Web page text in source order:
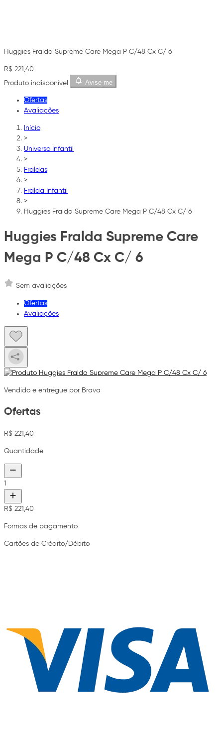
Huggies Fralda Supreme Care Mega P C/48 Cx C/ 6
R$ 221,40
Produto indisponível
Avise-me
Ofertas
Avaliações
Início
>
Universo Infantil
>
Fraldas
>
Fralda Infantil
>
Huggies Fralda Supreme Care Mega P C/48 Cx C/ 6
Huggies Fralda Supreme Care
Mega P C/48 Cx C/ 6
Sem avaliações
Ofertas
Avaliações
Vendido e entregue por Brava
Ofertas
R$ 221,40
Quantidade
1
R$ 221,40
Formas de pagamento
Cartões de Crédito/Débito